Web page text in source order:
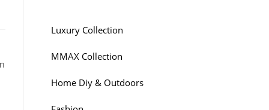
Luxury Collection
MMAX Collection
Home Diy & Outdoors